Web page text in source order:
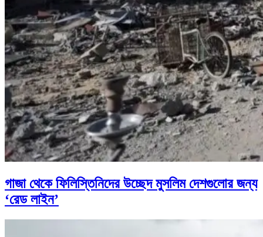
গাজা থেকে ফিলিস্তিনিদের উচ্ছেদ মুসলিম দেশগুলোর জন্য
‘রেড লাইন’